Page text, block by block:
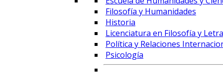
Filosofía y Humanidades
Historia
Licenciatura en Filosofía y
Política y Relaciones
Psicología